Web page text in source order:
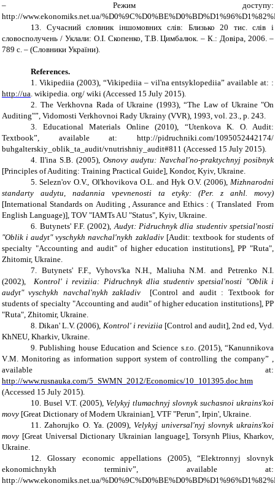
– Режим доступу:
http://www.ekonomiks.net.ua/
13. Сучасний словник іншомовних слів: Близько 20 тис. слів і
словосполучень / Уклали: О.І. Скопенко, Т.В. Цимбалюк. – К.: Довіра, 2006. –
789 с. – (Словники України).
References.
1. Vikipediia (2003), “Vikipediia – vil'na entsyklopediia” available at: :
http://uа. wikipedia. org/ wiki (Accessed 15 July 2015).
2. The Verkhovna Rada of Ukraine (1993), “The Law of Ukraine"On
Auditing"”, Vidomosti Verkhovnoi Rady Ukrainy (VVR), 1993, vol. 23., p. 243.
3. Educational Materials Online(2010), “Utenkova K. O. Audit:
Textbook”, available at: http://pidruchniki.com/1095052442174/
buhgalterskiy_oblik_ta_audit/vnutrishniy_audit#811 (Accessed 15 July 2015).
4. Il'ina S.B. (2005),Osnovy audytu: Navchal'no-praktychnyj posibnyk
[Principles of Auditing: Training Practical Guide], Kondor, Kyiv, Ukraine.
5. Selezn'ov O.V., Ol'khovikova O.L. and Hyk O.V. (2006), Mizhnarodni
standarty audytu, nadannia vpevnenosti ta etyky: (Per. z anhl. movy)
[International Standards on Auditing , Assurance and Ethics : ( Translated From
English Language)], TOV "IAMTs AU "Status", Kyiv, Ukraine.
6. Butynets' F.F. (2002),Audyt: Pidruchnyk dlia studentiv spetsial'nosti
"Oblik i audyt" vyschykh navchal'nykh zakladiv[Audit: textbook for students of
specialty "Accounting and audit" of higher education institutions], PP "Ruta",
Zhitomir, Ukraine.
7. Butynets' F.F., Vyhovs'ka N.H., Maliuha N.M. and Petrenko N.I.
(2002), Kontrol' i reviziia: Pidruchnyk dlia studentiv spetsial'nosti "Oblik i
audyt" vyschykh navchal'nykh zakladiv [Control and audit : Textbook for
students of specialty "Accounting and audit" of higher education institutions], PP
"Ruta", Zhitomir, Ukraine.
8. Dikan' L.V. (2006), Kontrol' i reviziia [Control and audit], 2nd ed, Vyd.
KhNEU, Kharkiv, Ukraine.
9. Publishing house Education and Science s.r.o. (2015), “Kanunnikova
V.M. Monitoring as information support system of controlling the company” ,
available at:
http://www.rusnauka.com/5_SWMN_2012/Economics/10_101395.doc.htm
(Accessed 15 July 2015).
10. Busel V.T. (2005),Velykyj tlumachnyj slovnyk suchasnoi ukrains'koi
movy [Great Dictionary of Modern Ukrainian], VTF "Perun", Irpin', Ukraine.
11. Zahorujko O. Ya. (2009),Velykyj universal'nyj slovnyk ukrains'koi
movy [Great Universal Dictionary Ukrainian language], Torsynh Plius, Kharkov,
Ukraine.
12. Glossary economic appellations (2005),“Elektronnyj slovnyk
ekonomichnykh terminiv”, available at:
http://www.ekonomiks.net.ua/